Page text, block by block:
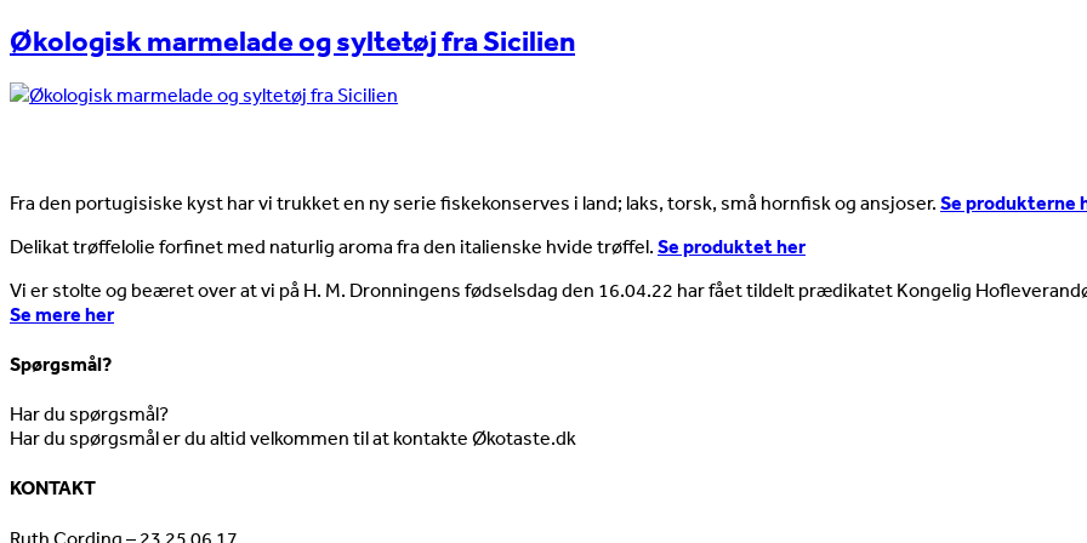
Økologisk marmelade og syltetøj fra Sicilien
Fra den portugisiske kyst har vi trukket en ny serie fiskekonserves i land; laks, torsk, små hornfisk og ansjoser. Se produkterne
Delikat trøffelolie forfinet med naturlig aroma fra den italienske hvide trøffel. Se produktet her
Vi er stolte og beæret over at vi på H. M. Dronningens fødselsdag den 16.04.22 har fået tildelt prædikatet Kongelig
Se mere her
Spørgsmål?
Har du spørgsmål?
Har du spørgsmål er du altid velkommen til at kontakte Økotaste.dk
KONTAKT
Ruth Cording – 23 25 06 17